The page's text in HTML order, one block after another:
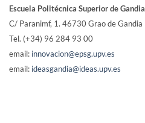
Escuela Politécnica Superior de Gandia
C/ Paranimf, 1. 46730 Grao de Gandia
Tel. (+34) 96 284 93 00
email: innovacion@epsg.upv.es
email: ideasgandia@ideas.upv.es